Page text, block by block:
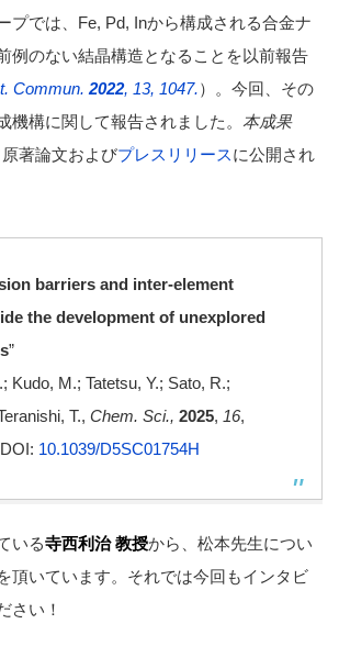
プでは、Fe, Pd, Inから構成される合金ナ
例のない結晶構造となることを以前報告
Commun. 2022, 13, 1047.）。今回、その
機構に関して報告されました。 本成果
著論文およびプレスリリースに公開され
barriers and inter-element
the development of unexplored
”
Kudo, M.; Tatetsu, Y.; Sato, R.;
T., Chem. Sci., 2025, 16,
10.1039/D5SC01754H
いる寺西利治 教授から、松本先生につい
頂いています。それでは今回もインタビ
さい！